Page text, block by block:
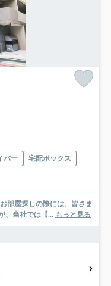
バー
宅配ボックス
、当社では【... もっと見る